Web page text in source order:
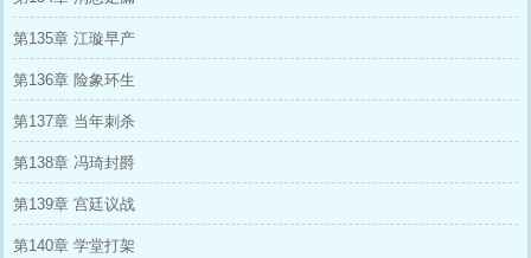
第135章 江璇早产
第136章 险象环生
第137章 当年刺杀
第138章 冯琦封爵
第139章 宫廷议战
第140章 学堂打架